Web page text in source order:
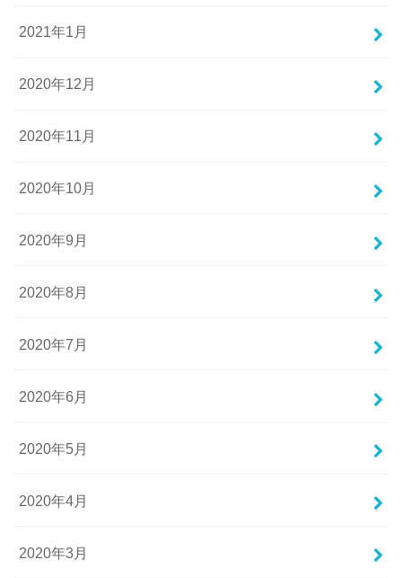
2021年1月
2020年12月
2020年11月
2020年10月
2020年9月
2020年8月
2020年7月
2020年6月
2020年5月
2020年4月
2020年3月